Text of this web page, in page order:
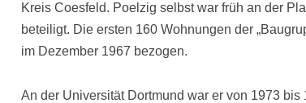
Kreis Coesfeld. Poelzig selbst war früh an der
beteiligt. Die ersten 160 Wohnungen der
im Dezember 1967 bezogen.
An der Universität Dortmund war er von 1973